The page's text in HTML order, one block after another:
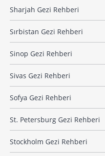
Sharjah Gezi Rehberi
Sırbistan Gezi Rehberi
Sinop Gezi Rehberi
Sivas Gezi Rehberi
Sofya Gezi Rehberi
St. Petersburg Gezi Rehberi
Stockholm Gezi Rehberi